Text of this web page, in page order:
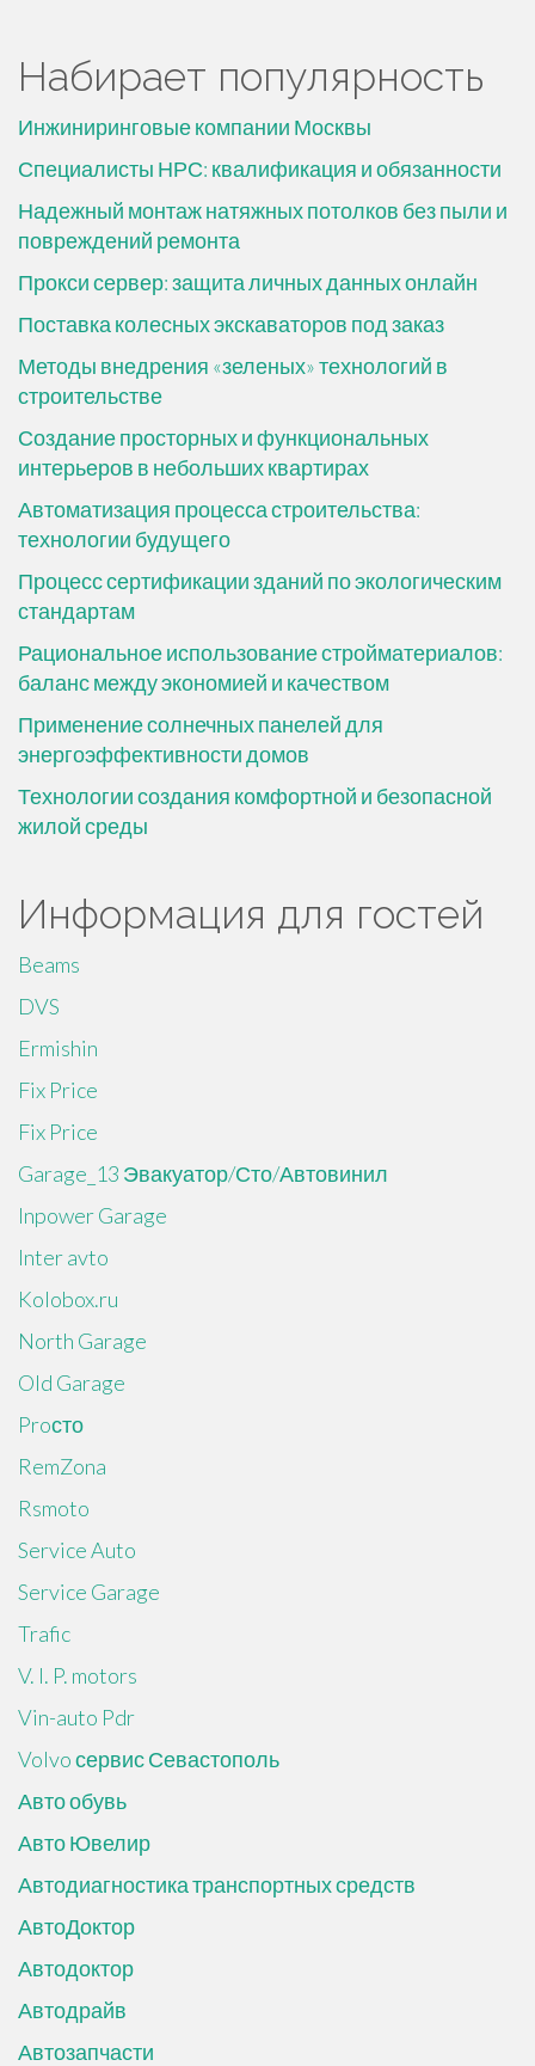
Набирает популярность
Инжиниринговые компании Москвы
Специалисты НРС: квалификация и обязанности
Надежный монтаж натяжных потолков без пыли и
повреждений ремонта
Прокси сервер: защита личных данных онлайн
Поставка колесных экскаваторов под заказ
Методы внедрения «зеленых» технологий в
строительстве
Создание просторных и функциональных
интерьеров в небольших квартирах
Автоматизация процесса строительства:
технологии будущего
Процесс сертификации зданий по экологическим
стандартам
Рациональное использование стройматериалов:
баланс между экономией и качеством
Применение солнечных панелей для
энергоэффективности домов
Технологии создания комфортной и безопасной
жилой среды
Информация для гостей
Beams
DVS
Ermishin
Fix Price
Fix Price
Garage_13 Эвакуатор/Сто/Автовинил
Inpower Garage
Inter avto
Kolobox.ru
North Garage
Old Garage
Proсто
RemZona
Rsmoto
Service Auto
Service Garage
Trafic
V. I. P. motors
Vin-auto Pdr
Volvo сервис Севастополь
Авто обувь
Авто Ювелир
Автодиагностика транспортных средств
АвтоДоктор
Автодоктор
Автодрайв
Автозапчасти